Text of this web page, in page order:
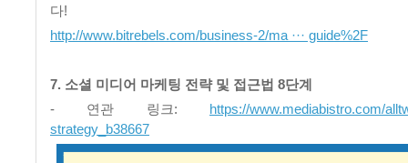
다!
http://www.bitrebels.com/business-2/ma ··· guide%2F
7. 소셜 미디어 마케팅 전략 및 접근법 8단계
- 연관 링크: https://www.mediabistro.com/
strategy_b38667